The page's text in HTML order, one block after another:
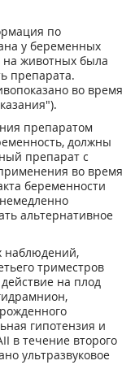
по
у беременных
на животных была
препарата.
во время
препаратом
должны
препарат с
во время
беременности
альтернативное
наблюдений,
триместров
на плод
гипотензия и
в течение второго
ультразвуковое